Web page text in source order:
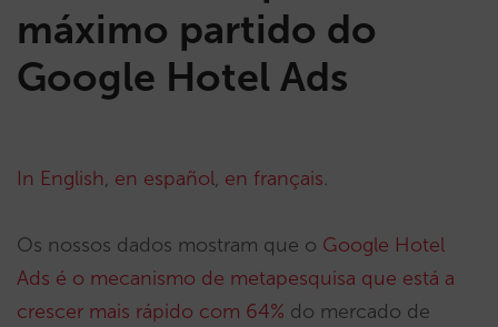
máximo partido do
Google Hotel Ads
In English, en español, en français.
Os nossos dados mostram que o Google Hotel
Ads é o mecanismo de metapesquisa que está a
crescer mais rápido com 64% do mercado de